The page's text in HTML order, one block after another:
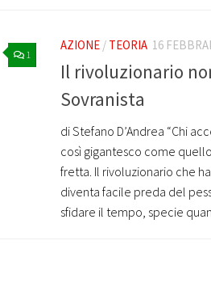
1
AZIONE / TEORIA 16
Il rivoluzionario
Sovranista
di Stefano D’Andrea “Chi
così gigantesco come
fretta. Il rivoluzionario che
diventa facile preda del
sfidare il tempo, specie